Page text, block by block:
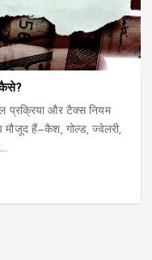
प्रक्रिया और टैक्स नियम
मौजूद हैं—कैश, गोल्ड, ज्वेलरी,